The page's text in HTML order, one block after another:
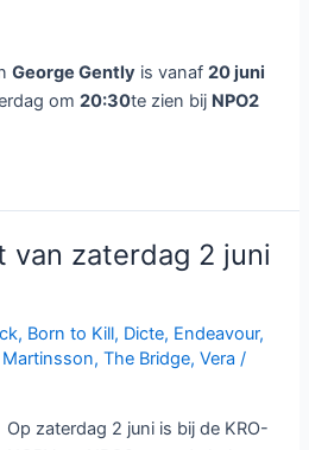
George Gently is vanaf20 juni
om20:30te zien bij NPO2
van zaterdag 2 juni
, Born to Kill, Dicte, Endeavour,
Martinsson,The Bridge,Vera /
Op zaterdag 2 juni is bij de KRO-